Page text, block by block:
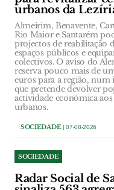
urbanos da
Almeirim, Benavente,
Rio Maior e Santarém
projectos de reabilitação
espaços públicos e
colectivos. O aviso do
reserva pouco mais de
euros para a região, num
que pretende devolver
actividade económica
urbanos.
SOCIEDADE| 07-08-2026
SOCIEDADE
Radar Social de